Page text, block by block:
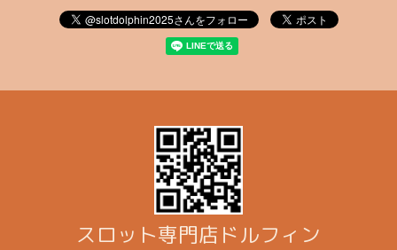
スロット専門店ドルフィン